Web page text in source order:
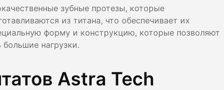
зубные протезы, которые
из титана, что обеспечивает их
форму и конструкцию, которые позволяют
нагрузки.
Astra Tech